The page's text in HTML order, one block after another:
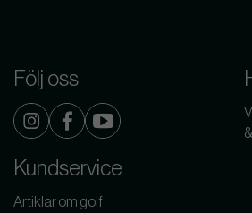
Följ oss
Kundservice
Artiklar om golf